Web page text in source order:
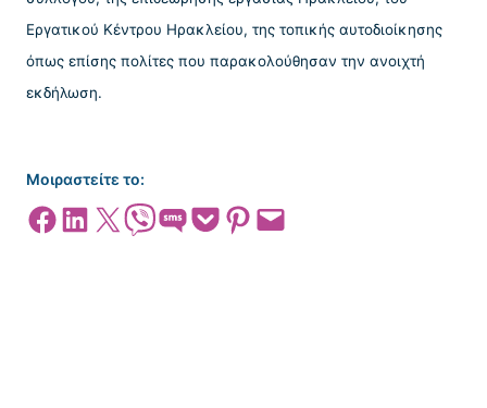
Εργατικού Κέντρου Ηρακλείου, της τοπικής αυτοδιοίκησης
όπως επίσης πολίτες που παρακολούθησαν την ανοιχτή
εκδήλωση.
Μοιραστείτε το:
Share on Facebook
Share on LinkedIn
Share on X Share on ViberShare on SMSShare on Pocket
Share on Pinterest
Email this Page